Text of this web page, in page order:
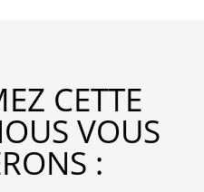
CETTE
VOUS
: